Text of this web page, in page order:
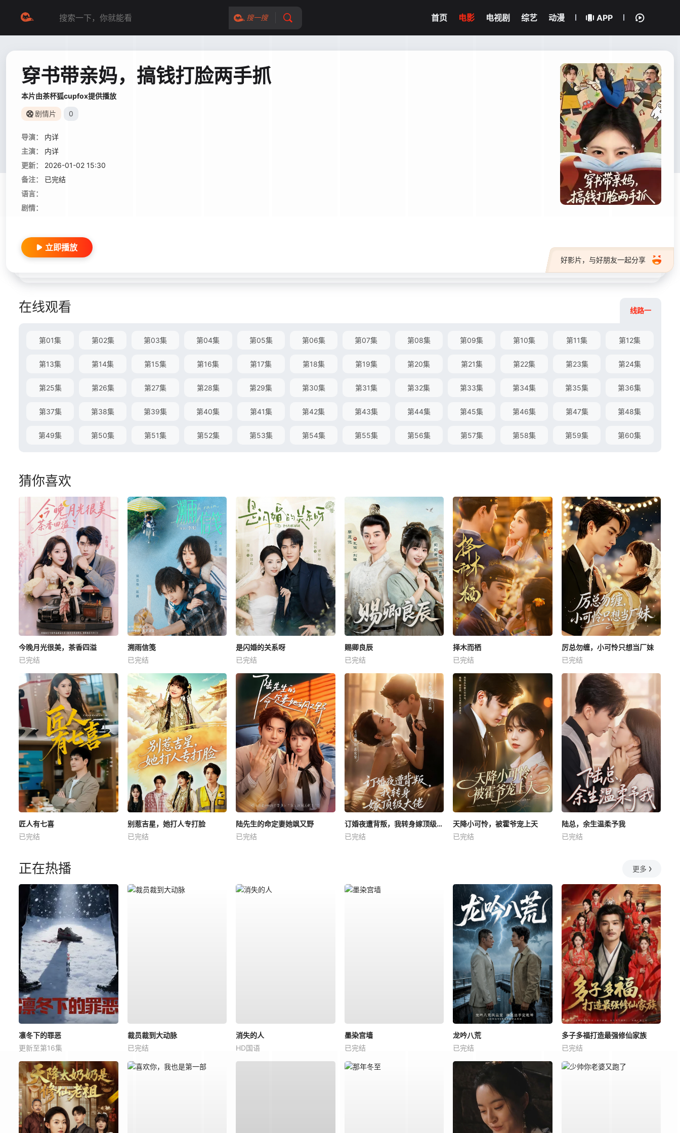
搜一搜 首页 电影 电视剧 综艺 动漫 APP
穿书带亲妈，搞钱打脸两手抓
本片由茶杯狐cupfox提供播放
剧情片 0
导演：
内详
主演：
内详
更新：
2026-01-02 15:30
备注：
已完结
语言：
剧情：
好影片，与好朋友一起分享
立即播放
在线观看 线路一
第01集 第02集 第03集 第04集 第05集 第06集 第07集 第08集 第09集 第10集 第11集 第12集
第13集 第14集 第15集 第16集 第17集 第18集 第19集 第20集 第21集 第22集 第23集 第24集
第25集 第26集 第27集 第28集 第29集 第30集 第31集 第32集 第33集 第34集 第35集 第36集
第37集 第38集 第39集 第40集 第41集 第42集 第43集 第44集 第45集 第46集 第47集 第48集
第49集 第50集 第51集 第52集 第53集 第54集 第55集 第56集 第57集 第58集 第59集 第60集
猜你喜欢
今晚月光很美，茶香四溢
已完结
溯雨信笺
已完结
是闪婚的关系呀
已完结
赐卿良辰
已完结
择木而栖
已完结
厉总勿缠，小可怜只想当厂妹
已完结
匠人有七喜
已完结
别惹吉星，她打人专打脸
已完结
陆先生的命定妻她飒又野
已完结
订婚夜遭背叛，我转身嫁顶级大佬
已完结
天降小可怜，被霍爷宠上天
已完结
陆总，余生温柔予我
已完结
正在热播 更多
凛冬下的罪恶
更新至第16集
裁员裁到大动脉
已完结
消失的人
HD国语
墨染宫墙
已完结
龙吟八荒
已完结
多子多福打造最强修仙家族
已完结